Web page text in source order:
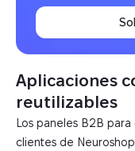
Aplicaciones
reutilizables
Los paneles B2B
clientes de